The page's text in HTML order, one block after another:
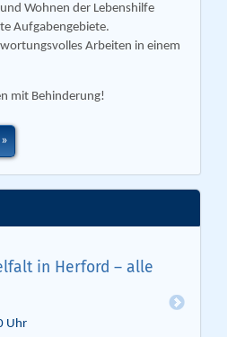
Wohnen der Lebenshilfe
Aufgabengebiete.
Arbeiten in einem
mit Behinderung!
in Herford – alle
Uhr